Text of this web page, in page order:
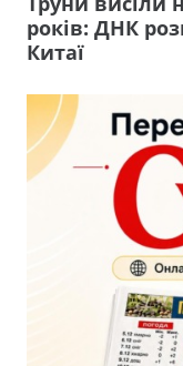
років: ДНК
Китаї